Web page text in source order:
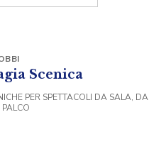
Scenica
PER SPETTACOLI DA SALA, DA